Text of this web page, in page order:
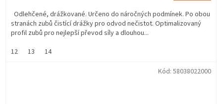
Odlehčené, drážkované. Určeno do náročných podmínek. Po obou
stranách zubů čistící drážky pro odvod nečistot. Optimalizovaný
profil zubů pro nejlepší převod síly a dlouhou...
12
13 14
Kód: 58038022000